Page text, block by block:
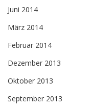
Juni 2014
März 2014
Februar 2014
Dezember 2013
Oktober 2013
September 2013